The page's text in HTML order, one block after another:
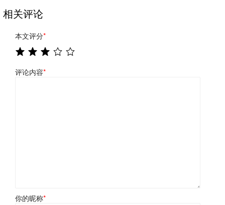
相关评论
本文评分*
评论内容*
你的昵称*